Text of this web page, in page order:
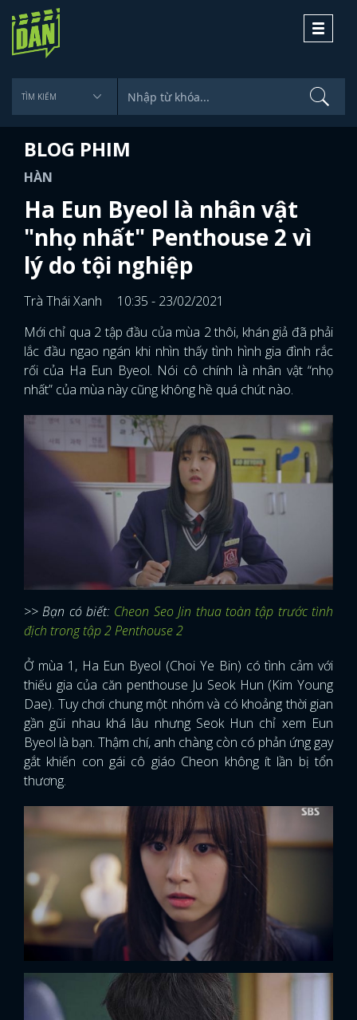
Toggle
BLOG PHIM
HÀN
Ha Eun Byeol là nhân vật
"nhọ nhất" Penthouse 2 vì
lý do tội nghiệp
Trà Thái Xanh
10:35 - 23/02/2021
Mới chỉ qua 2 tập đầu của mùa 2 thôi, khán giả đã phải
lắc đầu ngao ngán khi nhìn thấy tình hình gia đình rắc
rối của Ha Eun Byeol. Nói cô chính là nhân vật “nhọ
nhất” của mùa này cũng không hề quá chút nào.
>> Bạn có biết: Cheon Seo Jin thua toàn tập trước tình
địch trong tập 2 Penthouse 2
Ở mùa 1, Ha Eun Byeol (Choi Ye Bin) có tình cảm với
thiếu gia của căn penthouse Ju Seok Hun (Kim Young
Dae). Tuy chơi chung một nhóm và có khoảng thời gian
gần gũi nhau khá lâu nhưng Seok Hun chỉ xem Eun
Byeol là bạn. Thậm chí, anh chàng còn có phản ứng gay
gắt khiến con gái cô giáo Cheon không ít lần bị tổn
thương.